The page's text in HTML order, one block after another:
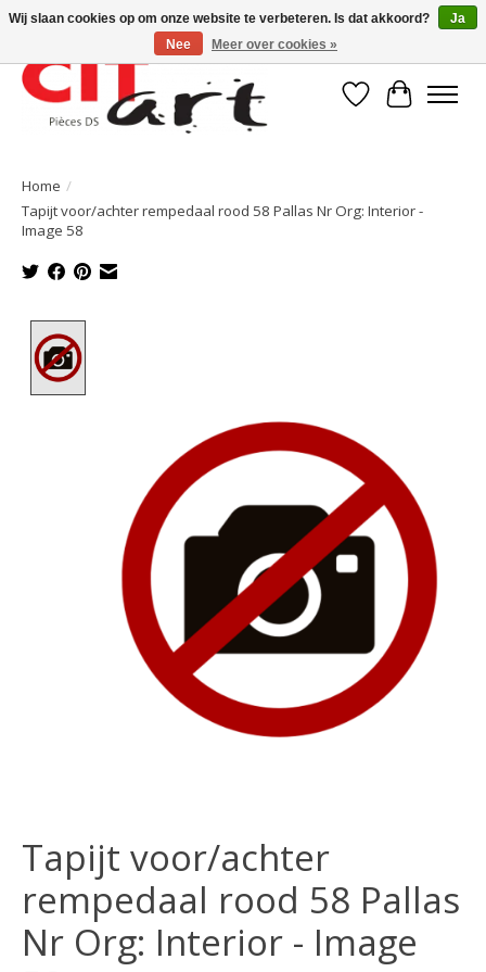
Verlanglijst
Home /
Tapijt voor/achter rempedaal rood 58 Pallas Nr Org: Interior -
Image 58
Tapijt voor/achter
rempedaal rood 58 Pallas
Nr Org: Interior - Image
Wij slaan cookies op om onze website te verbeteren. Is dat akkoord?
Ja
Nee
Meer over cookies »